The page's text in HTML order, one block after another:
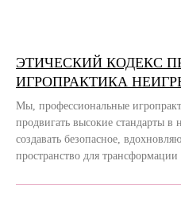
ЭТИЧЕСКИЙ КОДЕКС
ИГРОПРАКТИКА
Мы, профессиональные
продвигать высокие стандарты
создавать безопасное,
пространство для трансформации